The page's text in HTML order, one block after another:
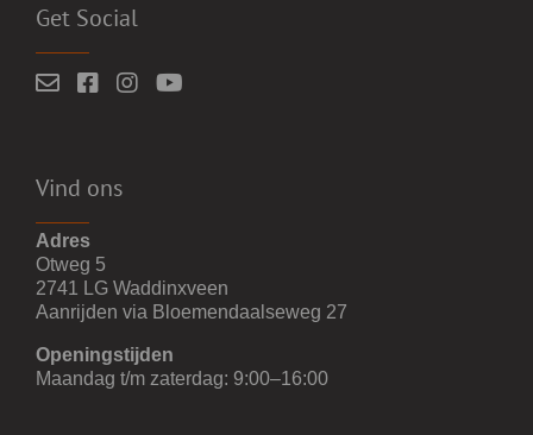
Get Social
Vind ons
Adres
Otweg 5
2741 LG Waddinxveen
Aanrijden via Bloemendaalseweg 27
Openingstijden
Maandag t/m zaterdag: 9:00–16:00